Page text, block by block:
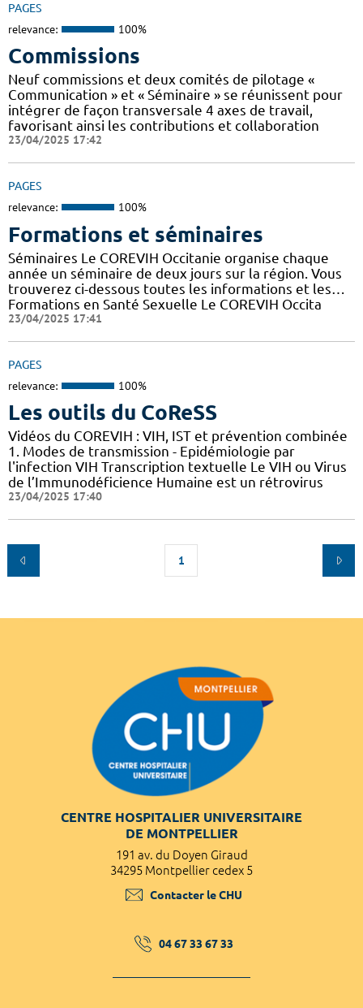
PAGES
relevance: 100%
Commissions
Neuf commissions et deux comités de pilotage «
Communication » et « Séminaire » se réunissent pour
intégrer de façon transversale 4 axes de travail,
favorisant ainsi les contributions et collaboration
23/04/2025 17:42
PAGES
relevance: 100%
Formations et séminaires
Séminaires Le COREVIH Occitanie organise chaque
année un séminaire de deux jours sur la région. Vous
trouverez ci-dessous toutes les informations et les…
Formations en Santé Sexuelle Le COREVIH Occita
23/04/2025 17:41
PAGES
relevance: 100%
Les outils du CoReSS
Vidéos du COREVIH : VIH, IST et prévention combinée
1. Modes de transmission - Epidémiologie par
l'infection VIH Transcription textuelle Le VIH ou Virus
de l’Immunodéficience Humaine est un rétrovirus
23/04/2025 17:40
1
CENTRE HOSPITALIER UNIVERSITAIRE
DE MONTPELLIER
191 av. du Doyen Giraud
34295 Montpellier cedex 5
Contacter le CHU
04 67 33 67 33